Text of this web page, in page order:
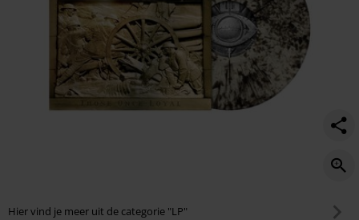
Hier vind je meer uit de categorie "LP"